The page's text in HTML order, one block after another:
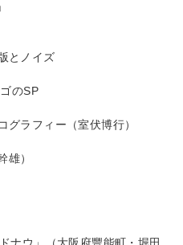
とノイズ
のSP
ラフィー（室伏博行）
雄）